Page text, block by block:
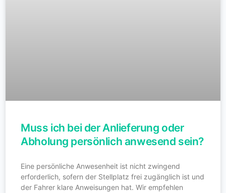
Muss ich bei der Anlieferung oder
Abholung persönlich anwesend sein?
Eine persönliche Anwesenheit ist nicht zwingend
erforderlich, sofern der Stellplatz frei zugänglich ist und
der Fahrer klare Anweisungen hat. Wir empfehlen